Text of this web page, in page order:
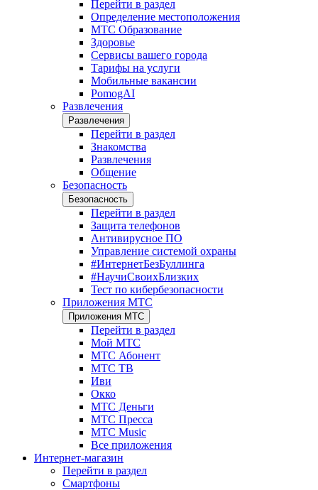
Перейти в раздел
Определение местоположения
МТС Образование
Здоровье
Сервисы вашего города
Тарифы на услуги
Мобильные вакансии
PomogAI
Развлечения
Развлечения
Перейти в раздел
Знакомства
Развлечения
Общение
Безопасность
Безопасность
Перейти в раздел
Защита телефонов
Антивирусное ПО
Управление системой охраны
#ИнтернетБезБуллинга
#НаучиСвоихБлизких
Тест по кибербезопасности
Приложения МТС
Приложения МТС
Перейти в раздел
Мой МТС
МТС Абонент
МТС ТВ
Иви
Окко
МТС Деньги
МТС Пресса
МТС Music
Все приложения
Интернет-магазин
Перейти в раздел
Смартфоны